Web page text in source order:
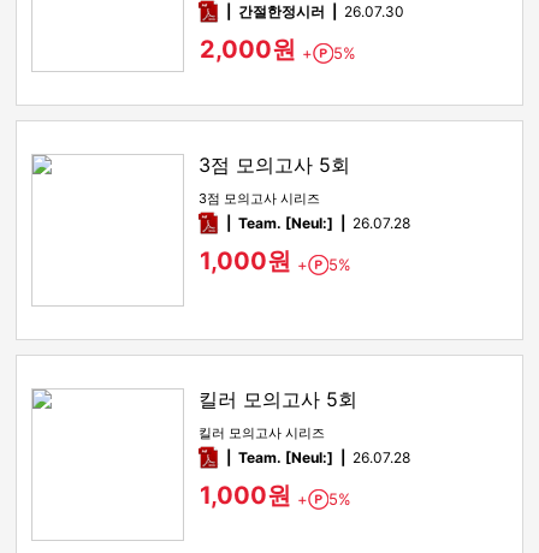
pdf간절한정시러 26.07.30
2,000원 + Point
5%
3점 모의고사 5회
3점 모의고사 시리즈
pdfTeam. [Neul:] 26.07.28
1,000원 + Point
5%
킬러 모의고사 5회
킬러 모의고사 시리즈
pdfTeam. [Neul:] 26.07.28
1,000원 + Point
5%